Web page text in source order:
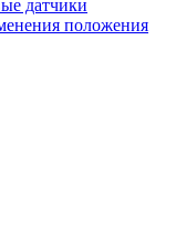
датчики
положения